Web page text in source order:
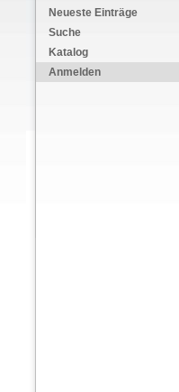
Neueste Einträge
Suche
Katalog
Anmelden